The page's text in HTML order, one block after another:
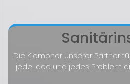
Die Klempner unserer Partner
jede Idee und jedes Problem